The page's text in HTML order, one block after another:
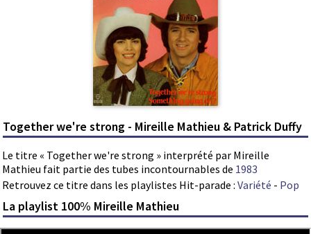
Together we're strong - Mireille Mathieu & Patrick Duffy
Le titre « Together we're strong » interprété par Mireille
Mathieu fait partie des tubes incontournables de 1983
Retrouvez ce titre dans les playlistes Hit-parade : Variété - Pop
La playlist 100% Mireille Mathieu